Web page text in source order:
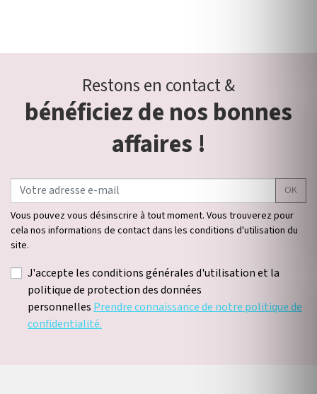
Restons en contact &
bénéficiez de nos bonnes
affaires !
OK
Vous pouvez vous désinscrire à tout moment. Vous trouverez pour
cela nos informations de contact dans les conditions d'utilisation du
site.
J'accepte les conditions générales d'utilisation et la
politique de protection des données
personnelles Prendre connaissance de notre politique de
confidentialité.